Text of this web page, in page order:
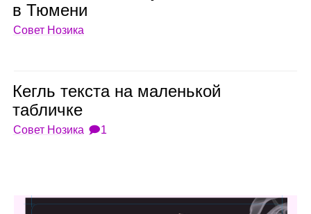
в Тюмени
Совет Нозика
Кегль тек­ста на малень­кой
таб­личке
Совет Нозика 🗩1